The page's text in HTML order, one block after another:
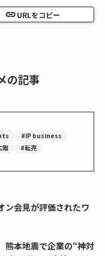
URLをコピー
の記事
#IP business
報 #転売
ン会見が評価されたワ
本地震で企業の“神対